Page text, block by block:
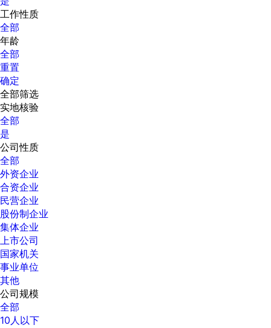
工作性质
全部
年龄
全部
重置
确定
全部筛选
实地核验
全部
是
公司性质
全部
外资企业
合资企业
民营企业
股份制企业
集体企业
上市公司
国家机关
事业单位
其他
公司规模
全部
10人以下